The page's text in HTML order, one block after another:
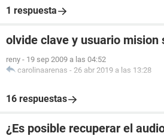
1 respuesta
olvide clave y usuario mision
reny - 19 sep 2009 a las 04:52
carolinaarenas - 26 abr 2019 a las 13:28
16 respuestas
¿Es posible recuperar el